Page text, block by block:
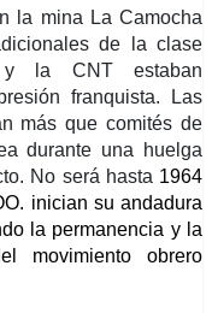
la mina La Camocha
de la clase
y la CNT estaban
franquista. Las
más que comités de
durante una huelga
No será hasta 1964
inician su andadura
la permanencia y la
movimiento obrero